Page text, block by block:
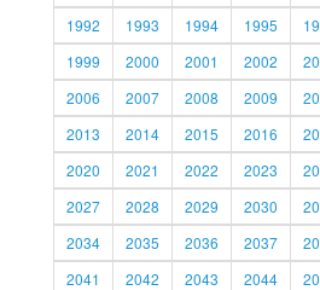
1992
1993 1994 1995
1999
2000 2001 2002
2006
2007 2008 2009
2013
2014 2015 2016
2020
2021 2022 2023
2027
2028 2029 2030
2034
2035 2036 2037
2041
2042 2043 2044